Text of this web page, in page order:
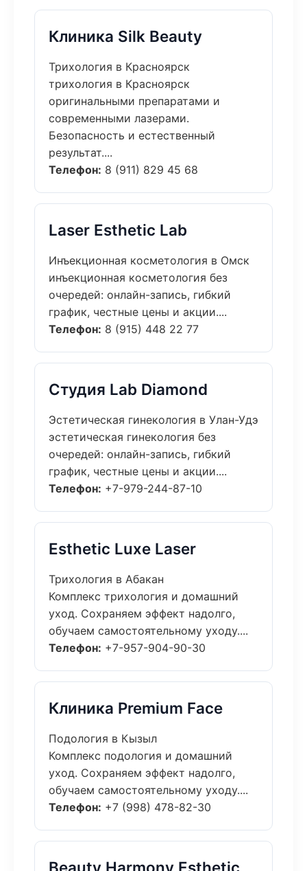
Клиника Silk Beauty
Трихология в Красноярск
трихология в Красноярск
оригинальными препаратами и
современными лазерами.
Безопасность и естественный
результат....
Телефон: 8 (911) 829 45 68
Laser Esthetic Lab
Инъекционная косметология в Омск
инъекционная косметология без
очередей: онлайн-запись, гибкий
график, честные цены и акции....
Телефон: 8 (915) 448 22 77
Студия Lab Diamond
Эстетическая гинекология в Улан-Удэ
эстетическая гинекология без
очередей: онлайн-запись, гибкий
график, честные цены и акции....
Телефон: +7-979-244-87-10
Esthetic Luxe Laser
Трихология в Абакан
Комплекс трихология и домашний
уход. Сохраняем эффект надолго,
обучаем самостоятельному уходу....
Телефон: +7-957-904-90-30
Клиника Premium Face
Подология в Кызыл
Комплекс подология и домашний
уход. Сохраняем эффект надолго,
обучаем самостоятельному уходу....
Телефон: +7 (998) 478-82-30
Beauty Harmony Esthetic